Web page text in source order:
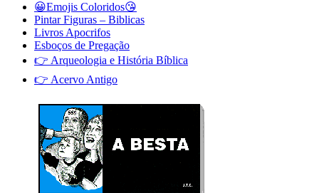
😀Emojis Coloridos😘
Pintar Figuras – Biblicas
Livros Apocrifos
Esboços de Pregação
👉 Arqueologia e História Bíblica
👉 Acervo Antigo